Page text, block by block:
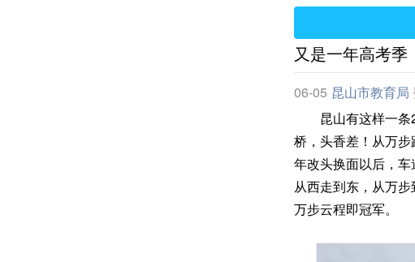
又是一年高考季
06-05 昆山市教育局
昆山有这样一条2
桥，头香差！从万
年改头换面以后，
从西走到东，从万步
万步云程即冠军。